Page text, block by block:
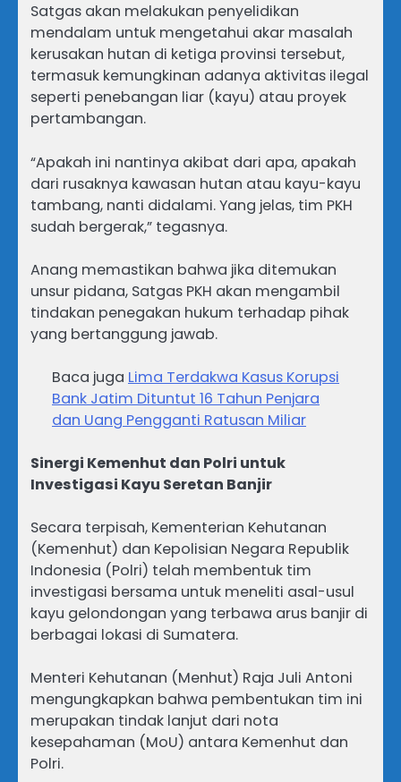
​Satgas akan melakukan penyelidikan
mendalam untuk mengetahui akar masalah
kerusakan hutan di ketiga provinsi tersebut,
termasuk kemungkinan adanya aktivitas ilegal
seperti penebangan liar (kayu) atau proyek
pertambangan.
“Apakah ini nantinya akibat dari apa, apakah
dari rusaknya kawasan hutan atau kayu-kayu
tambang, nanti didalami. Yang jelas, tim PKH
sudah bergerak,” tegasnya.
Anang memastikan bahwa jika ditemukan
unsur pidana, Satgas PKH akan mengambil
tindakan penegakan hukum terhadap pihak
yang bertanggung jawab.
Baca juga Lima Terdakwa Kasus Korupsi
Bank Jatim Dituntut 16 Tahun Penjara
dan Uang Pengganti Ratusan Miliar
Sinergi Kemenhut dan Polri untuk
Investigasi Kayu Seretan Banjir
​Secara terpisah, Kementerian Kehutanan
(Kemenhut) dan Kepolisian Negara Republik
Indonesia (Polri) telah membentuk tim
investigasi bersama untuk meneliti asal-usul
kayu gelondongan yang terbawa arus banjir di
berbagai lokasi di Sumatera.
​Menteri Kehutanan (Menhut) Raja Juli Antoni
mengungkapkan bahwa pembentukan tim ini
merupakan tindak lanjut dari nota
kesepahaman (MoU) antara Kemenhut dan
Polri.